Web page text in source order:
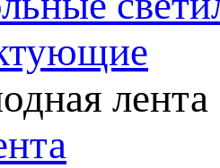
лента